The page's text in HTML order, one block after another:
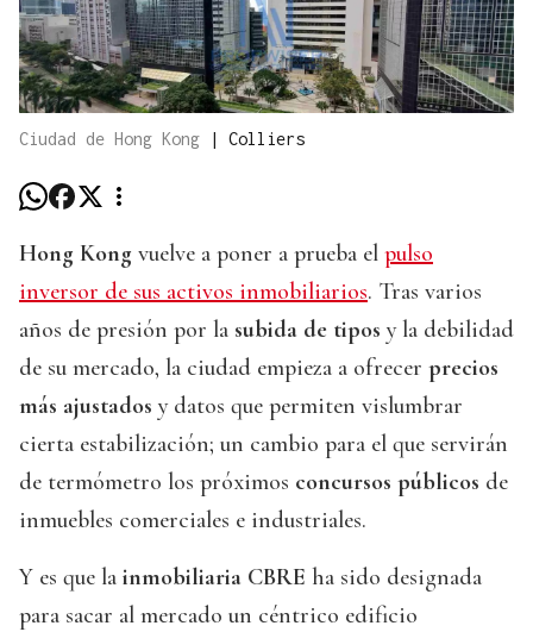
Ciudad de Hong Kong | Colliers
Hong Kong vuelve a poner a prueba el pulso
inversor de sus activos inmobiliarios. Tras varios
años de presión por la subida de tipos y la debilidad
de su mercado, la ciudad empieza a ofrecer precios
más ajustados y datos que permiten vislumbrar
cierta estabilización; un cambio para el que servirán
de termómetro los próximos concursos públicos de
inmuebles comerciales e industriales.
Y es que la inmobiliaria CBRE ha sido designada
para sacar al mercado un céntrico edificio